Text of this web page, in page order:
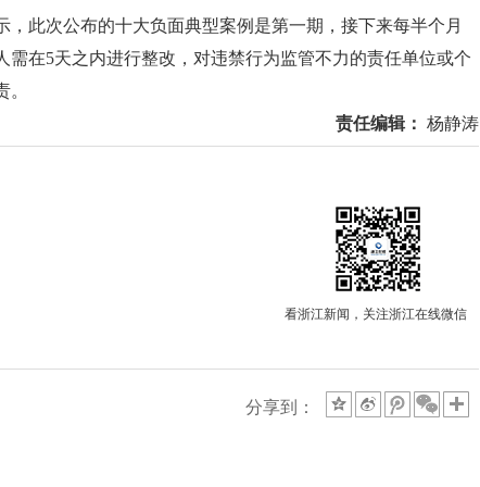
此次公布的十大负面典型案例是第一期，接下来每半个月
需在5天之内进行整改，对违禁行为监管不力的责任单位或个
责任编辑： 杨静涛
看浙江新闻，关注浙江在线微信
分享到：